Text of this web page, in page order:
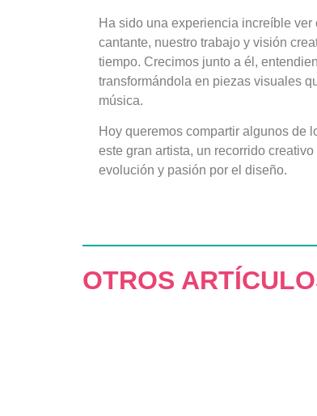
Ha sido una experiencia increíble
cantante, nuestro trabajo y visión
tiempo. Crecimos junto a él,
transformándola en piezas visuales
música.
Hoy queremos compartir algunos de
este gran artista, un recorrido
evolución y pasión por el diseño.
OTROS